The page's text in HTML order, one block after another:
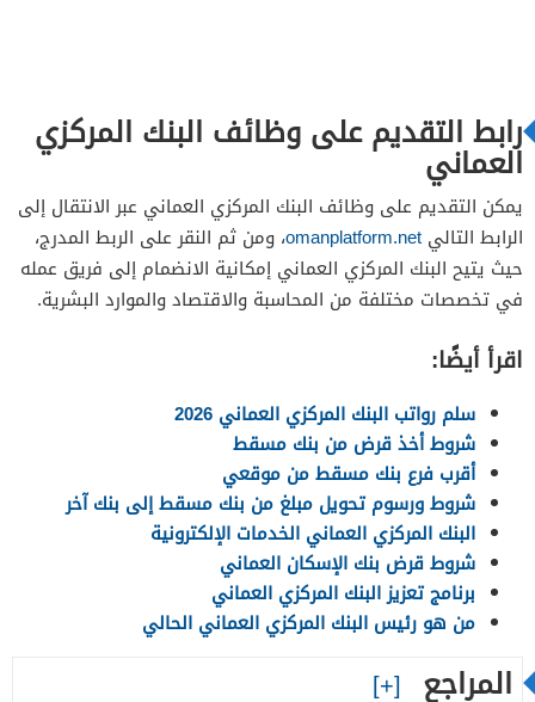
رابط التقديم على وظائف البنك المركزي
العماني
يمكن التقديم على وظائف البنك المركزي العماني عبر الانتقال إلى
الرابط التالي omanplatform.net، ومن ثم النقر على الربط المدرج،
حيث يتيح البنك المركزي العماني إمكانية الانضمام إلى فريق عمله
في تخصصات مختلفة من المحاسبة والاقتصاد والموارد البشرية.
اقرأ أيضًا:
سلم رواتب البنك المركزي العماني 2026
شروط أخذ قرض من بنك مسقط
أقرب فرع بنك مسقط من موقعي
شروط ورسوم تحويل مبلغ من بنك مسقط إلى بنك آخر
البنك المركزي العماني الخدمات الإلكترونية
شروط قرض بنك الإسكان العماني
برنامج تعزيز البنك المركزي العماني
من هو رئيس البنك المركزي العماني الحالي
المراجع